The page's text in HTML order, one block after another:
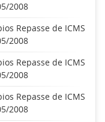
2008
Repasse de ICMS
2008
Repasse de ICMS
2008
Repasse de ICMS
2008